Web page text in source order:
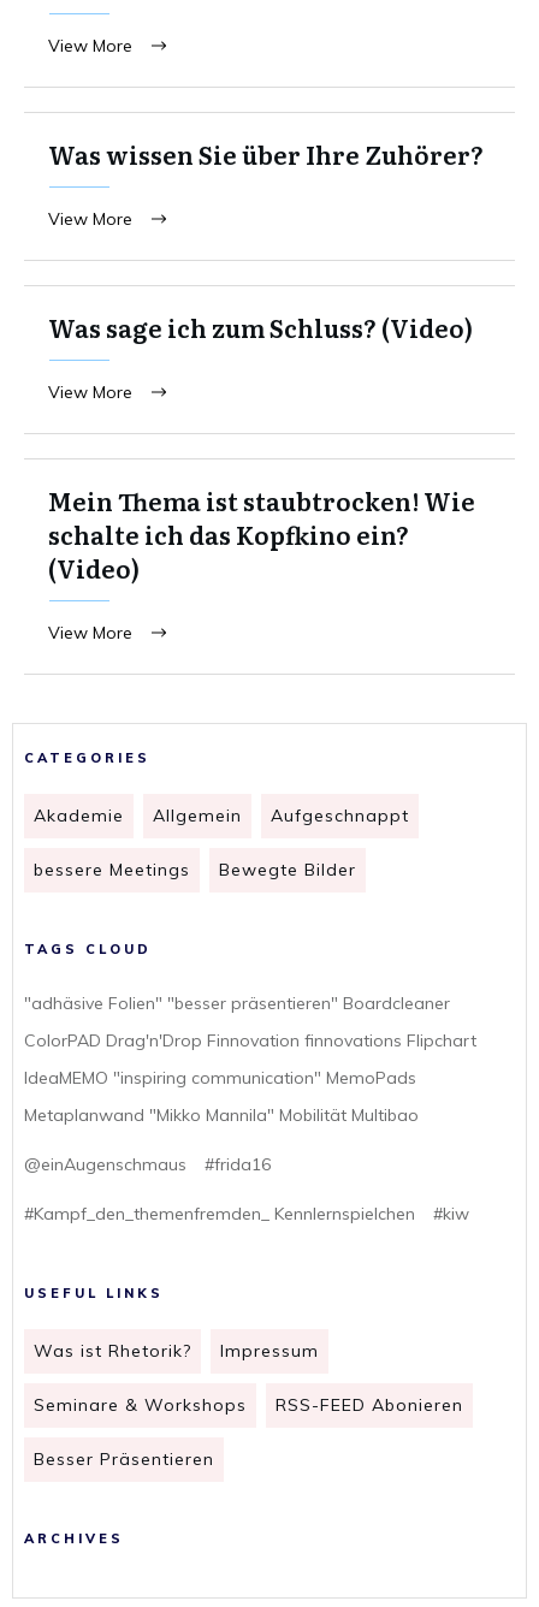
View More
Was wissen Sie über Ihre Zuhörer?
View More
Was sage ich zum Schluss? (Video)
View More
Mein Thema ist staubtrocken! Wie
schalte ich das Kopfkino ein?
(Video)
View More
CATEGORIES
Akademie Allgemein Aufgeschnappt
bessere Meetings Bewegte Bilder
TAGS CLOUD
"adhäsive Folien" "besser präsentieren" Boardcleaner
ColorPAD Drag'n'Drop Finnovation finnovations Flipchart
IdeaMEMO "inspiring communication" MemoPads
Metaplanwand "Mikko Mannila" Mobilität Multibao
@einAugenschmaus #frida16
#Kampf_den_themenfremden_ Kennlernspielchen #kiw
USEFUL LINKS
Was ist Rhetorik? Impressum
Seminare & Workshops RSS-FEED Abonieren
Besser Präsentieren
ARCHIVES